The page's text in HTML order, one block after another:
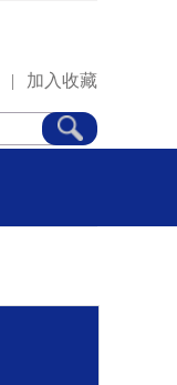
| 加入收藏